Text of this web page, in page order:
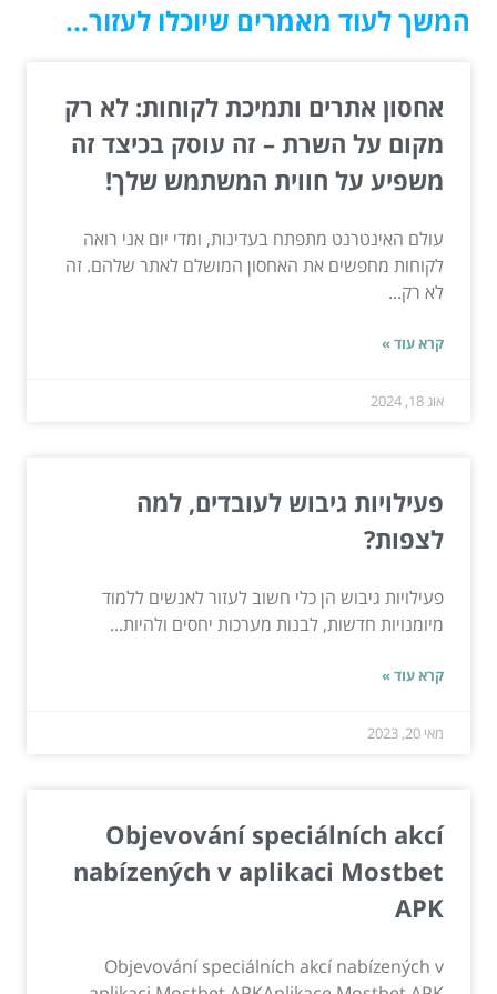
המשך לעוד מאמרים שיוכלו לעזור...
אחסון אתרים ותמיכת לקוחות: לא רק
מקום על השרת – זה עוסק בכיצד זה
משפיע על חווית המשתמש שלך!
עולם האינטרנט מתפתח בעדינות, ומדי יום אני רואה
לקוחות מחפשים את האחסון המושלם לאתר שלהם. זה
לא רק...
קרא עוד »
אוג 18, 2024
פעילויות גיבוש לעובדים, למה
לצפות?
פעילויות גיבוש הן כלי חשוב לעזור לאנשים ללמוד
מיומנויות חדשות, לבנות מערכות יחסים ולהיות...
קרא עוד »
מאי 20, 2023
Objevování speciálních akcí
nabízených v aplikaci Mostbet
APK
Objevování speciálních akcí nabízených v